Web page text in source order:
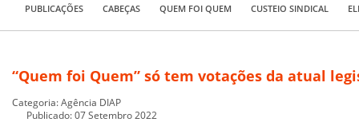
PUBLICAÇÕES CABEÇAS QUEM FOI QUEM CUSTEIO SINDICAL
“Quem foi Quem” só tem votações da atual
Categoria:Agência DIAP
Publicado: 07 Setembro 2022